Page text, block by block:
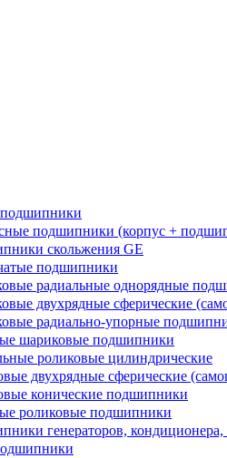
подшипники (корпус +
скольжения GE
подшипники
радиальные однорядные
двухрядные сферические
радиально-упорные
шариковые подшипники
роликовые цилиндрические
двухрядные сферические
конические подшипники
роликовые подшипники
генераторов,